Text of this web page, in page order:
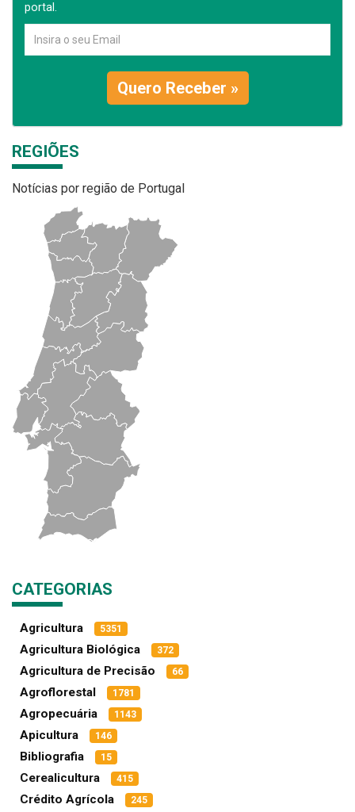
portal.
Quero Receber »
REGIÕES
Notícias por região de Portugal
CATEGORIAS
Agricultura 5351
Agricultura Biológica 372
Agricultura de Precisão 66
Agroflorestal 1781
Agropecuária 1143
Apicultura 146
Bibliografia 15
Cerealicultura 415
Crédito Agrícola 245